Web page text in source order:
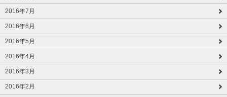
2016年7月
2016年6月
2016年5月
2016年4月
2016年3月
2016年2月